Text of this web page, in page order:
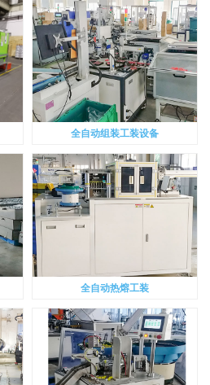
全自动组装工装设备
全自动热熔工装